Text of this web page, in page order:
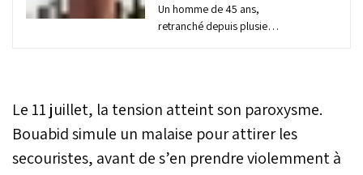
Un homme de 45 ans,
retranché depuis plusieurs
Mellal), a mis fin à son
action de protestation
vendredi soir en se jetant
dans le vide, après avoir
Le 11 juillet, la tension atteint son paroxysme.
Bouabid simule un malaise pour attirer les
secouristes, avant de s’en prendre violemment à